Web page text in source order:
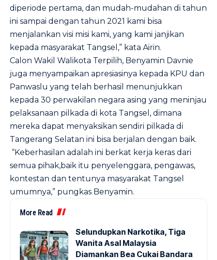
diperiode pertama, dan mudah-mudahan di tahun
ini sampai dengan tahun 2021 kami bisa
menjalankan visi misi kami, yang kami janjikan
kepada masyarakat Tangsel,” kata Airin.
Calon Wakil Walikota Terpilih, Benyamin Davnie
juga menyampaikan apresiasinya kepada KPU dan
Panwaslu yang telah berhasil menunjukkan
kepada 30 perwakilan negara asing yang meninjau
pelaksanaan pilkada di kota Tangsel, dimana
mereka dapat menyaksikan sendiri pilkada di
Tangerang Selatan ini bisa berjalan dengan baik.
“Keberhasilan adalah ini berkat kerja keras dari
semua pihak,baik itu penyelenggara, pengawas,
kontestan dan tentunya masyarakat Tangsel
umumnya,” pungkas Benyamin.
More Read
Selundupkan Narkotika, Tiga
Wanita Asal Malaysia
Diamankan Bea Cukai Bandara